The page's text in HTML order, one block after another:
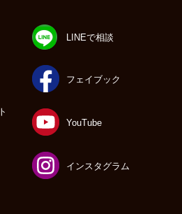
LINEで相談
フェイブック
YouTube
インスタグラム